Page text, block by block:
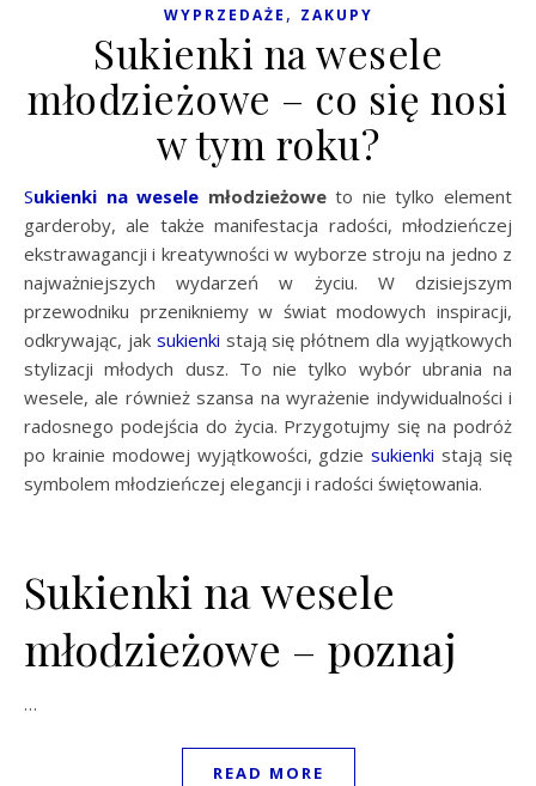
WYPRZEDAŻE , ZAKUPY
Sukienki na wesele
młodzieżowe – co się nosi
w tym roku?
Sukienki na wesele młodzieżoweto nie tylko element
garderoby, ale także manifestacja radości, młodzieńczej
ekstrawagancji i kreatywności w wyborze stroju na jedno z
najważniejszych wydarzeń w życiu. W dzisiejszym
przewodniku przenikniemy w świat modowych inspiracji,
odkrywając, jak sukienki stają się płótnem dla wyjątkowych
stylizacji młodych dusz. To nie tylko wybór ubrania na
wesele, ale również szansa na wyrażenie indywidualności i
radosnego podejścia do życia. Przygotujmy się na podróż
po krainie modowej wyjątkowości, gdziesukienki stają się
symbolem młodzieńczej elegancji i radości świętowania.
Sukienki na wesele
młodzieżowe – poznaj
…
READ MORE